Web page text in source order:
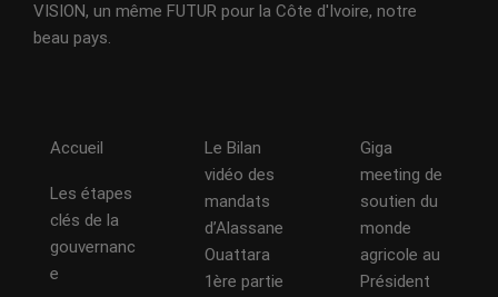
VISION, un même FUTUR pour la Côte d'Ivoire, notre
beau pays.
Accueil
Les étapes
clés de la
gouvernanc
e
Le Bilan
vidéo des
mandats
d’Alassane
Ouattara
1ère partie
Giga
meeting de
soutien du
monde
agricole au
Président